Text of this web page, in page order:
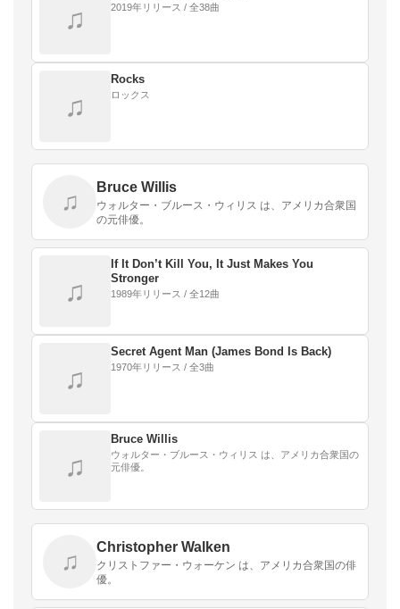
♫ 2019年リリース / 全38曲
♫
Rocks
ロックス
♫
Bruce Willis
ウォルター・ブルース・ウィリス は、アメリカ合衆国
の元俳優。
♫
If It Don’t Kill You, It Just Makes You
Stronger
1989年リリース / 全12曲
♫
Secret Agent Man (James Bond Is Back)
1970年リリース / 全3曲
♫
Bruce Willis
ウォルター・ブルース・ウィリス は、アメリカ合衆国の
元俳優。
♫
Christopher Walken
クリストファー・ウォーケン は、アメリカ合衆国の俳
優。